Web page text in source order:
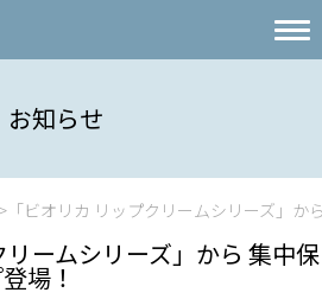
お知らせ
「ビオリカ リップクリームシリーズ」
リームシリーズ」から 集中保
場！